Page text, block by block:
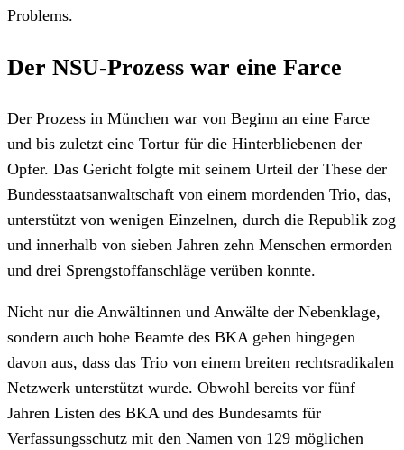
Problems.
Der NSU-Prozess war eine Farce
Der Prozess in München war von Beginn an eine Farce
und bis zuletzt eine Tortur für die Hinterbliebenen der
Opfer. Das Gericht folgte mit seinem Urteil der These der
Bundesstaatsanwaltschaft von einem mordenden Trio, das,
unterstützt von wenigen Einzelnen, durch die Republik zog
und innerhalb von sieben Jahren zehn Menschen ermorden
und drei Sprengstoffanschläge verüben konnte.
Nicht nur die Anwältinnen und Anwälte der Nebenklage,
sondern auch hohe Beamte des BKA gehen hingegen
davon aus, dass das Trio von einem breiten rechtsradikalen
Netzwerk unterstützt wurde. Obwohl bereits vor fünf
Jahren Listen des BKA und des Bundesamts für
Verfassungsschutz mit den Namen von 129 möglichen